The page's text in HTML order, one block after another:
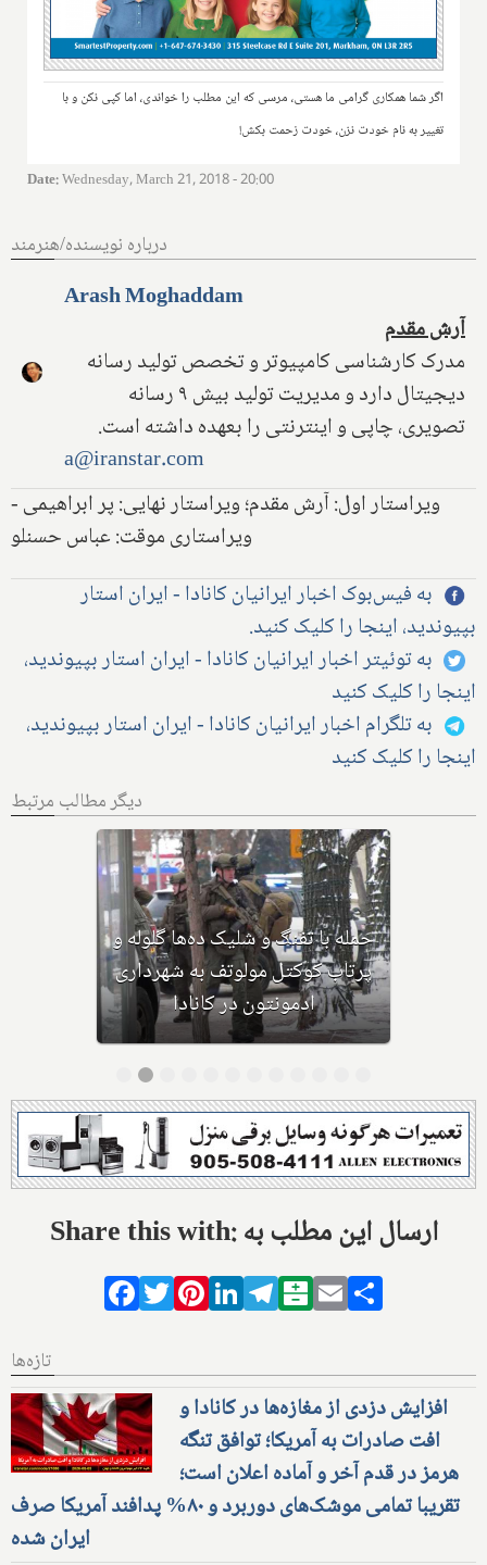
اگر شما همکاری گرامی ما هستی، مرسی که این مطلب را خواندی، اما کپی نکن و با
تغییر به نام خودت نزن، خودت زحمت بکش!
Date:Wednesday, March 21, 2018 - 20:00
درباره نویسنده/هنرمند
Arash Moghaddam
آرش مقدم
مدرک کارشناسی کامپیوتر و تخصص تولید رسانه
دیجیتال دارد و مدیریت تولید بیش ۹ رسانه
تصویری، چاپی و اینترنتی را بعهده داشته است.
a@iranstar.com
ویراستار اول: آرش مقدم؛ ویراستار نهایی: پر ابراهیمی -
ویراستاری موقت: عباس حسنلو
به فیس‌بوک اخبار ایرانیان کانادا - ایران استار
بپیوندید، اینجا را کلیک کنید.
به توئیتر اخبار ایرانیان کانادا - ایران استار بپیوندید،
اینجا را کلیک کنید
به تلگرام اخبار ایرانیان کانادا - ایران استار بپیوندید،
اینجا را کلیک کنید
دیگر مطالب مرتبط
بهداشت کانادا: این داروی کودکان،
ماست و چیا، را مصرف نکنید و این
تشک نیز احتمال خفگی دارد
Share this with: ارسال این مطلب به
Facebook
TwitterPinterestLinkedIn
Telegram
Balatarin
Email
تازه‌ها
افزایش دزدی از مغازه‌ها در کانادا و
افت صادرات به آمریکا؛ توافق تنگه
هرمز در قدم آخر و آماده اعلان است؛
تقریبا تمامی موشک‌های دوربرد و ۸۰% پدافند آمریکا صرف
ایران شده